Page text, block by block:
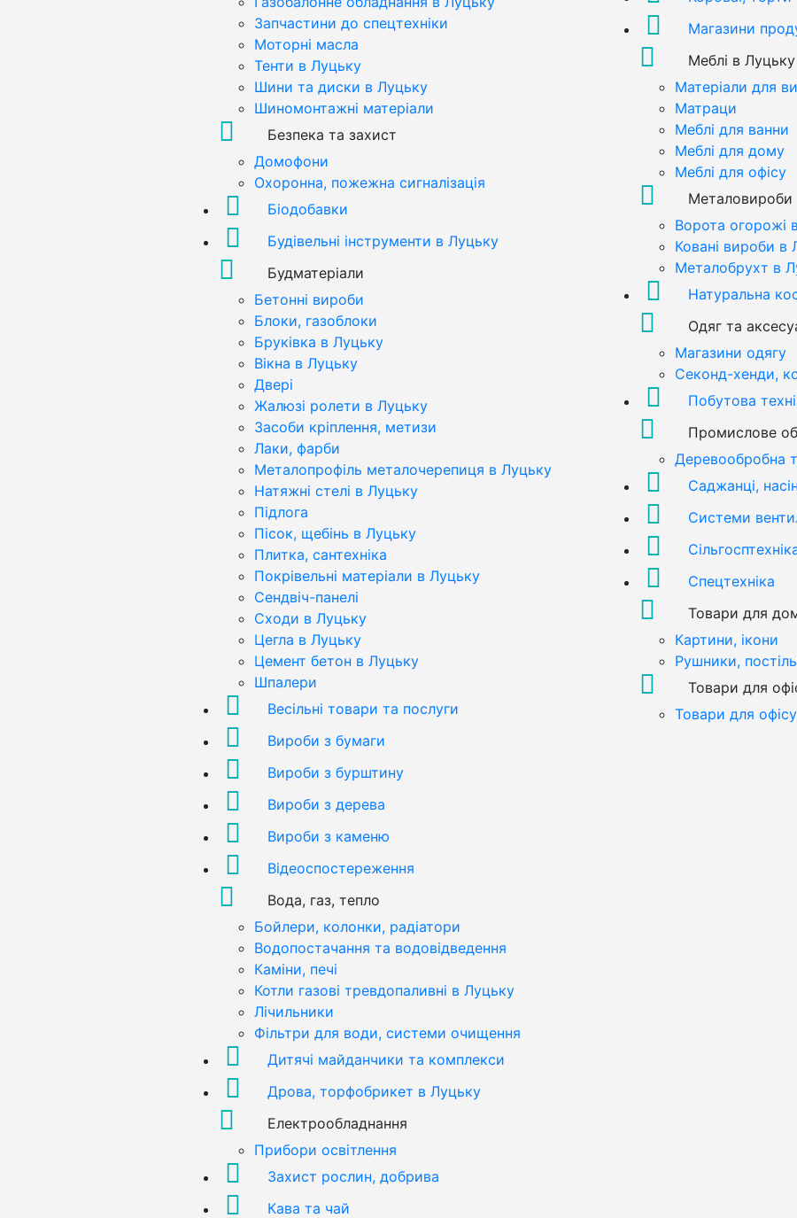
Запчастини до спецтехніки
Моторні масла
Тенти в Луцьку
Шини та диски в Луцьку
Шиномонтажні матеріали
Безпека та захист
Домофони
Охоронна, пожежна сигналізація
Біодобавки
Будівельні інструменти в Луцьку
Будматеріали
Бетонні вироби
Блоки, газоблоки
Бруківка в Луцьку
Вікна в Луцьку
Двері
Жалюзі ролети в Луцьку
Засоби кріплення, метизи
Лаки, фарби
Металопрофіль металочерепиця в Луцьку
Натяжні стелі в Луцьку
Підлога
Пісок, щебінь в Луцьку
Плитка, сантехніка
Покрівельні матеріали в Луцьку
Сендвіч-панелі
Сходи в Луцьку
Цегла в Луцьку
Цемент бетон в Луцьку
Шпалери
Весільні товари та послуги
Вироби з бумаги
Вироби з бурштину
Вироби з дерева
Вироби з каменю
Відеоспостереження
Вода, газ, тепло
Бойлери, колонки, радіатори
Водопостачання та водовідведення
Каміни, печі
Котли газові тревдопаливні в Луцьку
Лічильники
Фільтри для води, системи очищення
Дитячі майданчики та комплекси
Дрова, торфобрикет в Луцьку
Електрообладнання
Прибори освітлення
Захист рослин, добрива
Кава та чай
Магазини
Меблі в Луцьку
Матеріали для
Матраци
Меблі для ванни
Меблі для дому
Меблі для офісу
Металовироби
Ворота огорожі
Ковані вироби в
Металобрухт в
Натуральна
Одяг та
Магазини одягу
Секонд-хенди,
Побутова
Промислове
Деревообробна
Саджанці,
Системи
Спецтехніка
Товари для
Картини, ікони
Рушники,
Товари для
Товари для